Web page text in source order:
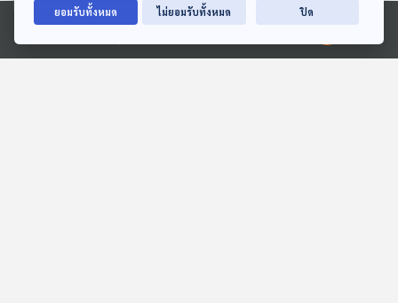
Ⓒ 2020 องค์การกระจายเสียงและแพร่ภาพสาธารณะแห่งประเทศไทย
ตอนที่เกี่ยวข้อง
ยอมรับทั้งหมด ไม่ยอมรับทั้งหมด ปิด